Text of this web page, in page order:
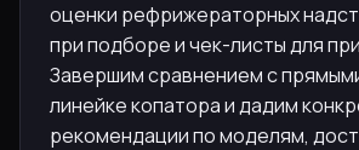
оценки рефрижераторных
при подборе и чек-листы для
Завершим сравнением с
линейке копатора и дадим
рекомендации по моделям,